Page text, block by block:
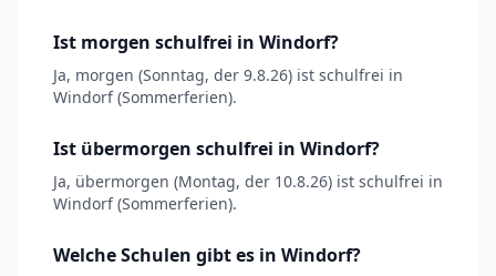
Ist morgen schulfrei in Windorf?
Ja, morgen (Sonntag, der 9.8.26) ist schulfrei in
Windorf (Sommerferien).
Ist übermorgen schulfrei in Windorf?
Ja, übermorgen (Montag, der 10.8.26) ist schulfrei in
Windorf (Sommerferien).
Welche Schulen gibt es in Windorf?